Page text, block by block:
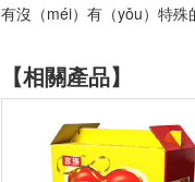
有沒（méi）有（yǒu）特
【相關產品】